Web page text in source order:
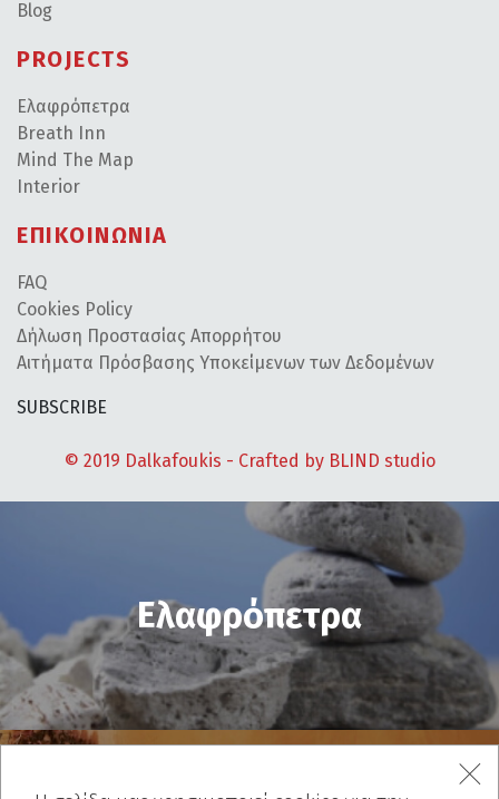
Blog
PROJECTS
Ελαφρόπετρα
Breath Inn
Mind The Map
Interior
ΕΠΙΚΟΙΝΩΝΙΑ
FAQ
Cookies Policy
Δήλωση Προστασίας Απορρήτου
Αιτήματα Πρόσβασης Υποκείμενων των Δεδομένων
SUBSCRIBE
© 2019 Dalkafoukis - Crafted by BLIND studio
Ελαφρόπετρα